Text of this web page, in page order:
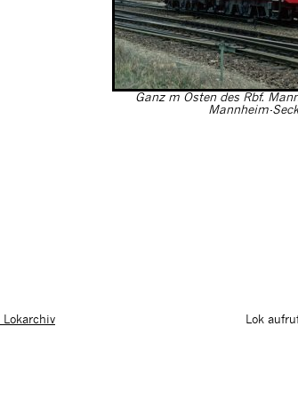
Ganz m Osten des Rbf.
Mannheim-
Lokarchiv Lok